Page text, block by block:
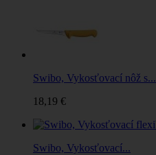
Swibo, Vykosťovací nôž s...
18,19 €
Swibo, Vykosťovací...